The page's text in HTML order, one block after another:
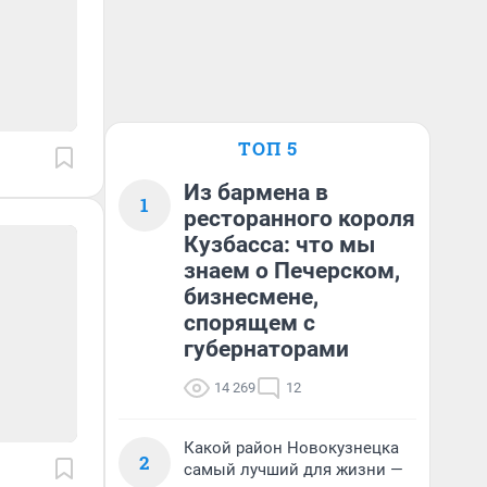
ТОП 5
1
Из бармена в
ресторанного короля
Кузбасса: что мы
знаем о Печерском,
бизнесмене,
спорящем с
губернаторами
14 269 12
2
Какой район Новокузнецка
самый лучший для жизни —